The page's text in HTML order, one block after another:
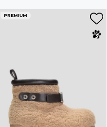
PREMIUM